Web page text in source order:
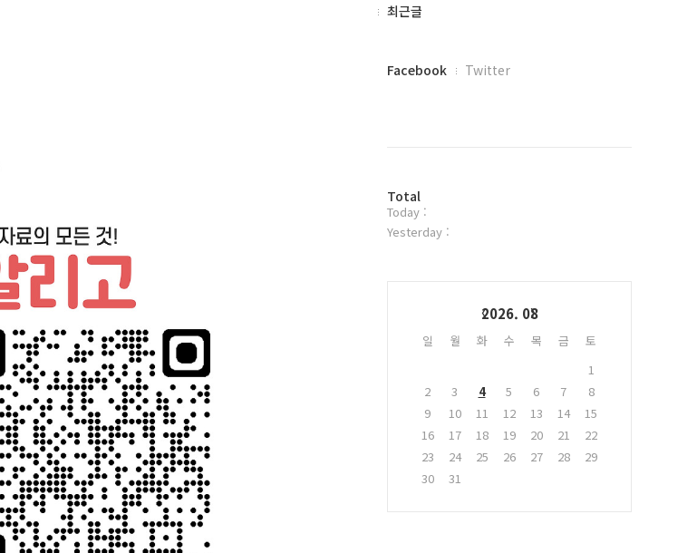
최
최근글
페
플
러
그
Facebook Twitter
방
문
자
Total
Today :
Yesterday :
2026. 08
일 월 화 수 목 금
토
1
2
3 4 5 6 7
8
9
10 11 12 13 14
15
16
17 18 19 20 21
22
23
24 25 26 27 28
29
30
31